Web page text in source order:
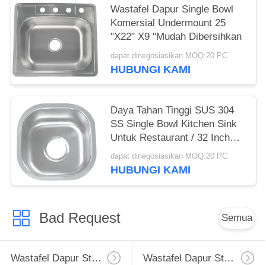
Wastafel Dapur Single Bowl
Komersial Undermount 25
"X22" X9 "Mudah Dibersihkan
dapat dinegosiasikan MOQ:20 PC
HUBUNGI KAMI
Daya Tahan Tinggi SUS 304
SS Single Bowl Kitchen Sink
Untuk Restaurant / 32 Inch
Stainless Steel Kitchen Sink
dapat dinegosiasikan MOQ:20 PC
HUBUNGI KAMI
Bad Request Semua
Wastafel Dapur Stainless Steel Apron Wastafel Dapur Stainless Steel Tingkat Atas